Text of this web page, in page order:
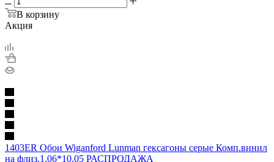
В корзину
Акция
1403ER Обои Wiganford Lunman гексагоны серые Комп.винил
на флиз.1,06*10,05 РАСПРОДАЖА